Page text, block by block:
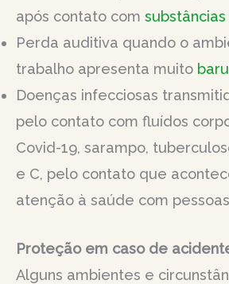
após contato com
Perda auditiva quando o
trabalho apresenta muito
Doenças infecciosas
pelo contato com fluídos
Covid-19, sarampo,
e C, pelo contato que
atenção à saúde com
Proteção em caso de
Alguns ambientes e